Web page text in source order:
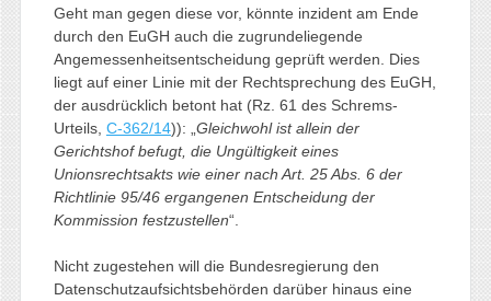
Geht man gegen diese vor, könnte inzident am Ende
durch den EuGH auch die zugrundeliegende
Angemessenheitsentscheidung geprüft werden. Dies
liegt auf einer Linie mit der Rechtsprechung des EuGH,
der ausdrücklich betont hat (Rz. 61 des Schrems-
Urteils, C-362/14)): „ Gleichwohl ist allein der
Gerichtshof befugt, die Ungültigkeit eines
Unionsrechtsakts wie einer nach Art. 25 Abs. 6 der
Richtlinie 95/46 ergangenen Entscheidung der
Kommission festzustellen“.
Nicht zugestehen will die Bundesregierung den
Datenschutzaufsichtsbehörden darüber hinaus eine